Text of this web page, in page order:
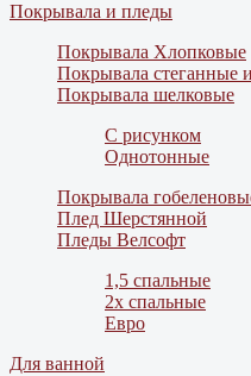
Покрывала и пледы
Покрывала Хлопковые
Покрывала стеганные
Покрывала шелковые
С рисунком
Однотонные
Покрывала
Плед Шерстянной
Пледы Велсофт
1,5 спальные
2х спальные
Евро
Для ванной